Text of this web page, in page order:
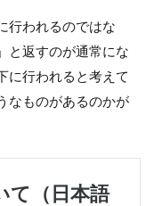
行われるのではな
と返すのが通常にな
に行われると考えて
なものがあるのかが